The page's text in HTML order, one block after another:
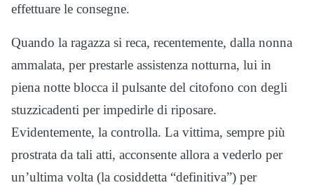
effettuare le consegne.
Quando la ragazza si reca, recentemente, dalla nonna
ammalata, per prestarle assistenza notturna, lui in
piena notte blocca il pulsante del citofono con degli
stuzzicadenti per impedirle di riposare.
Evidentemente, la controlla. La vittima, sempre più
prostrata da tali atti, acconsente allora a vederlo per
un’ultima volta (la cosiddetta “definitiva”) per